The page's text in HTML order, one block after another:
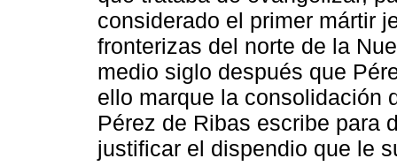
considerado el primer mártir
fronterizas del norte de la
medio siglo después que
ello marque la consolidación
Pérez de Ribas escribe para
justificar el dispendio que le